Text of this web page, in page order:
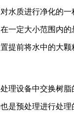
质进行净化的一
一定大小范围内
提前将水中的大
设备中交换树脂
是预处理进行处理